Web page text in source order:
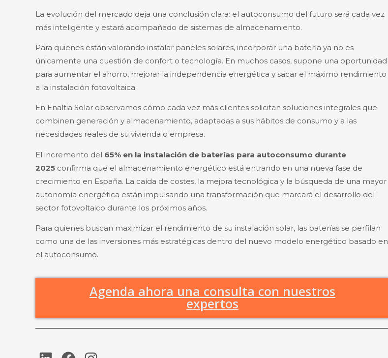
La evolución del mercado deja una conclusión clara: el autoconsumo del futuro será cada vez
más inteligente y estará acompañado de sistemas de almacenamiento.
Para quienes están valorando instalar paneles solares, incorporar una batería ya no es
únicamente una cuestión de confort o tecnología. En muchos casos, supone una oportunidad
para aumentar el ahorro, mejorar la independencia energética y sacar el máximo rendimiento
a la instalación fotovoltaica.
En Enaltia Solar observamos cómo cada vez más clientes solicitan soluciones integrales que
combinen generación y almacenamiento, adaptadas a sus hábitos de consumo y a las
necesidades reales de su vivienda o empresa.
El incremento del 65% en la instalación de baterías para autoconsumo durante
2025 confirma que el almacenamiento energético está entrando en una nueva fase de
crecimiento en España. La caída de costes, la mejora tecnológica y la búsqueda de una mayor
autonomía energética están impulsando una transformación que marcará el desarrollo del
sector fotovoltaico durante los próximos años.
Para quienes buscan maximizar el rendimiento de su instalación solar, las baterías se perfilan
como una de las inversiones más estratégicas dentro del nuevo modelo energético basado en
el autoconsumo.
Agenda ahora una consulta con nuestros
expertos